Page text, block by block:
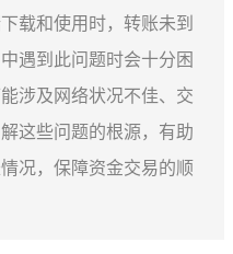
载和使用时，转账未到
遇到此问题时会十分困
涉及网络状况不佳、交
这些问题的根源，有助
况，保障资金交易的顺